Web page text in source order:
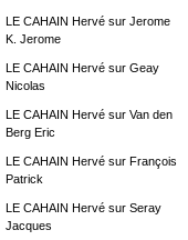
LE CAHAIN Hervésur Jerome
K. Jerome
LE CAHAIN Hervésur Geay
Nicolas
LE CAHAIN Hervésur Van den
Berg Eric
LE CAHAIN Hervésur François
Patrick
LE CAHAIN Hervésur Seray
Jacques